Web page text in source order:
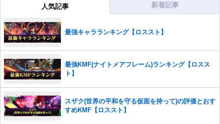
※投稿内容を確認後、順次対応さ
せていただきます。ご了承ください。
※一度削除したコメントは復元ができませんのでご注意くだ
また、過度な利用規約の違反や、弊社に損害の及ぶ内容の書き込みがあ
った場合は、法的措置をとらせていただく場合もございますので、あら
人気記事 新着記事
最強キャラランキング【ロススト】
最強KMF(ナイトメアフレーム)ランキング【ロスス
ト】
スザク(世界の平和を守る仮面を持って)の評価とおす
すめKMF【ロススト】